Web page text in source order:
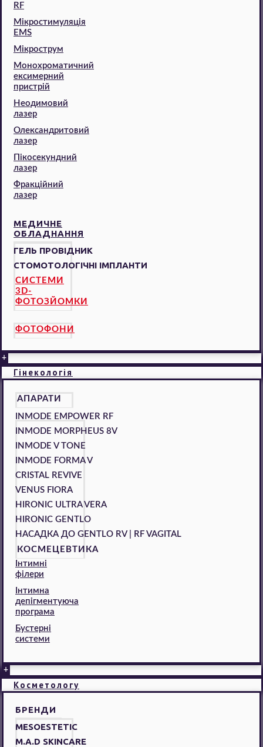
RF
Мікростимуляція
EMS
Мікрострум
Монохроматичний
ексимерний
пристрій
Неодимовий
лазер
Олександритовий
лазер
Пікосекундний
лазер
Фракційний
лазер
МЕДИЧНЕ
ОБЛАДНАННЯ
ГЕЛЬ ПРОВІДНИК
СТОМОТОЛОГІЧНІ ІМПЛАНТИ
СИСТЕМИ
3D-
ФОТОЗЙОМКИ
ФОТОФОНИ
+
Гінекологія
АПАРАТИ
INMODE EMPOWER RF
INMODE MORPHEUS 8V
INMODE V TONE
INMODE FORMA V
CRISTAL REVIVE
VENUS FIORA
HIRONIC ULTRA VERA
HIRONIC GENTLO
НАСАДКА ДО GENTLO RV | RF VAGITAL
КОСМЕЦЕВТИКА
Інтимні
філери
Інтимна
депігментуюча
програма
Бустерні
системи
+
Косметологу
БРЕНДИ
MESOESTETIC
M.A.D SKINCARE